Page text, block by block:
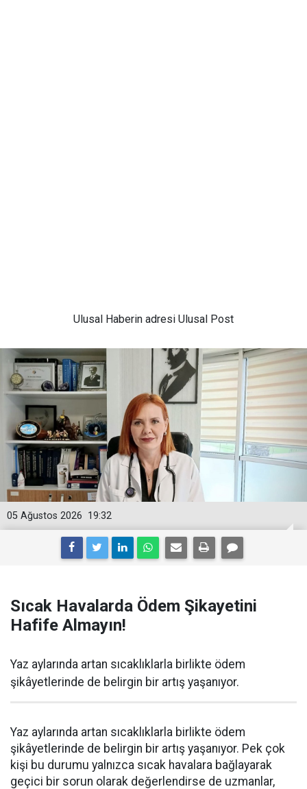
Ulusal Haberin adresi Ulusal Post
19:32
05 Ağustos 2026
Sıcak Havalarda Ödem Şikayetini
Hafife Almayın!
Yaz aylarında artan sıcaklıklarla birlikte ödem
şikâyetlerinde de belirgin bir artış yaşanıyor.
Yaz aylarında artan sıcaklıklarla birlikte ödem
şikâyetlerinde de belirgin bir artış yaşanıyor. Pek çok
kişi bu durumu yalnızca sıcak havalara bağlayarak
geçici bir sorun olarak değerlendirse de uzmanlar,